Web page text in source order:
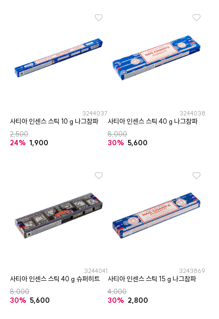
3244037
사티아 인센스 스틱 10 g 나그참파
2,500
24% 1,900
3244038
사티아 인센스 스틱 40 g 나그참파
8,000
30% 5,600
3244041
사티아 인센스 스틱 40 g 슈퍼히트
8,000
30% 5,600
3243869
사티아 인센스 스틱 15 g 나그참파
4,000
30% 2,800